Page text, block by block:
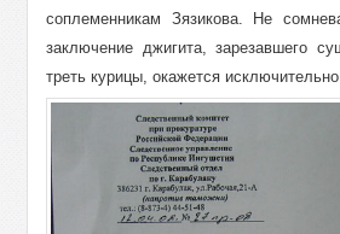
соплеменникам Зязикова. Не
заключение джигита, зарезавшего
треть курицы, окажется